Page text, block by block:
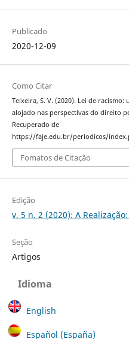
Publicado
2020-12-09
Como Citar
Teixeira, S. V. (2020). Lei de
alojado nas perspectivas do direito
Recuperado de
https://faje.edu.br/periodicos/
Fomatos de Citação
Edição
v. 5 n. 2 (2020): A
Seção
Artigos
Idioma
English
Español (España)